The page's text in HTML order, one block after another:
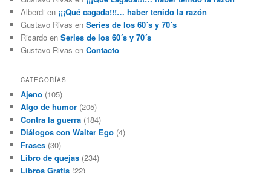
Alberdi en ¡¡¡Qué cagada!!!… haber tenido la razón
Gustavo Rivas enSeries de los 60´s y 70´s
Ricardo enSeries de los 60´s y 70´s
Gustavo Rivas enContacto
CATEGORÍAS
Ajeno (105)
Algo de humor (205)
Contra la guerra (184)
Diálogos con Walter Ego (4)
Frases (30)
Libro de quejas (234)
Libros Gratis (22)